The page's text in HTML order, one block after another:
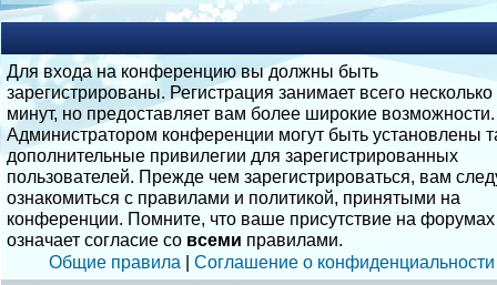
Для входа на конференцию вы должны быть
зарегистрированы. Регистрация занимает всего несколько
минут, но предоставляет вам более широкие возможности.
Администратором конференции могут быть установлены
дополнительные привилегии для зарегистрированных
пользователей. Прежде чем зарегистрироваться, вам
ознакомиться с правилами и политикой, принятыми на
конференции. Помните, что ваше присутствие на форумах
означает согласие со всеми правилами.
Общие правила | Соглашение о конфиденциальности